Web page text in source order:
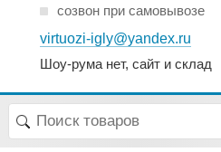
созвон при самовывозе
virtuozi-igly@yandex.ru
Шоу-рума нет, сайт и склад